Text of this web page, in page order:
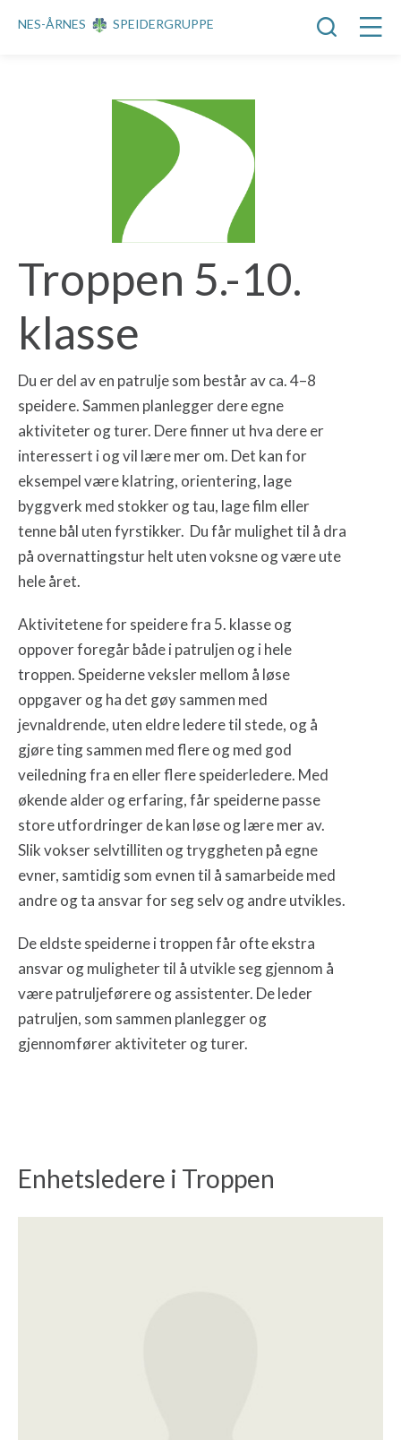
NES-ÅRNES SPEIDERGRUPPE
Troppen 5.-10.
klasse
Du er del av en patrulje som består av ca. 4–8
speidere. Sammen planlegger dere egne
aktiviteter og turer. Dere finner ut hva dere er
interessert i og vil lære mer om. Det kan for
eksempel være klatring, orientering, lage
byggverk med stokker og tau, lage film eller
tenne bål uten fyrstikker. Du får mulighet til å dra
på overnattingstur helt uten voksne og være ute
hele året.
Aktivitetene for speidere fra 5. klasse og
oppover foregår både i patruljen og i hele
troppen. Speiderne veksler mellom å løse
oppgaver og ha det gøy sammen med
jevnaldrende, uten eldre ledere til stede, og å
gjøre ting sammen med flere og med god
veiledning fra en eller flere speiderledere. Med
økende alder og erfaring, får speiderne passe
store utfordringer de kan løse og lære mer av.
Slik vokser selvtilliten og tryggheten på egne
evner, samtidig som evnen til å samarbeide med
andre og ta ansvar for seg selv og andre utvikles.
De eldste speiderne i troppen får ofte ekstra
ansvar og muligheter til å utvikle seg gjennom å
være patruljeførere og assistenter. De leder
patruljen, som sammen planlegger og
gjennomfører aktiviteter og turer.
Enhetsledere i Troppen